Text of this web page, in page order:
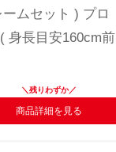
ムセット ) プロ
身長目安160cm前
商品詳細を見る